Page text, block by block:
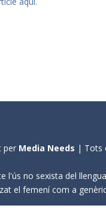
per Media Needs | Tots
l'ús no sexista del
el femení com a